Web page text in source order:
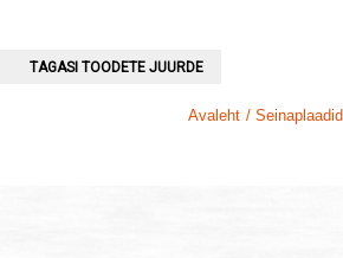
TAGASI TOODETE JUURDE
Avaleht / Seinaplaadid